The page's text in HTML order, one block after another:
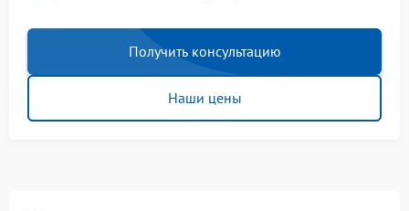
Получить консультацию
Наши цены